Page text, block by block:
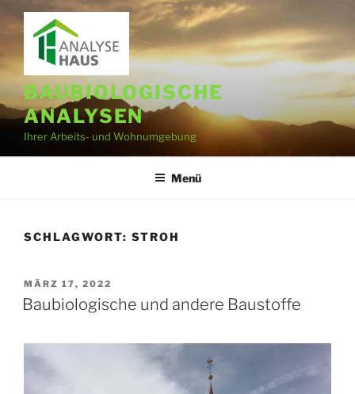
Zum
Inhalt
springen
BAUBIOLOGISCHE
ANALYSEN
Ihrer Arbeits- und Wohnumgebung
Menü
SCHLAGWORT: STROH
VERÖFFENTLICHT
AM
MÄRZ 17, 2022
Baubiologische und andere Baustoffe